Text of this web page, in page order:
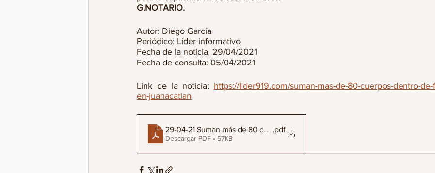
G.NOTARIO.
Autor: Diego García
Periódico: Líder informativo
Fecha de la noticia: 29/04/2021
Fecha de consulta: 05/04/2021
Link de la noticia: https://lider919.com/suman-mas-de-80-cuerpos-dentro-de-
en-juanacatlan
29-04-21 Suman más de 80 cuerpos dentro de fosa clandestina en Juanacatlán
.pdf
Descargar PDF • 57KB